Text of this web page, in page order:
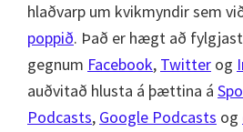
hlaðvarp um kvikmyndir sem
poppið. Það er hægt að
gegnum Facebook, Twitter og
auðvitað hlusta á þættina á
Podcasts, Google Podcasts og